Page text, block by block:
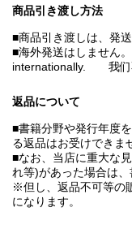
商品引き渡し方法
■商品引き渡しは、発
■海外発送はしません
internationally. 我们
返品について
■書籍分野や発行年度
る返品はお受けできま
■なお、当店に重大な
れ等)があった場合は、
※但し、返品不可等の
になります。